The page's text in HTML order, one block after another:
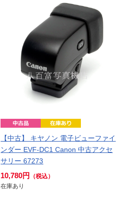
【中古】 キヤノン 電子ビューファイ
ンダー EVF-DC1 Canon 中古アクセ
サリー 67273
10,780円
（税込）
在庫あり